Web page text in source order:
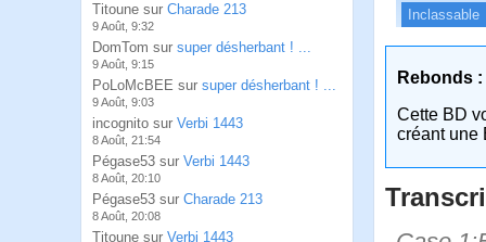
Titoune sur Charade 213
9 Août, 9:32
DomTom sur super désherbant ! ...
9 Août, 9:15
PoLoMcBEE sur super désherbant ! ...
9 Août, 9:03
incognito sur Verbi 1443
8 Août, 21:54
Pégase53 sur Verbi 1443
8 Août, 20:10
Pégase53 sur Charade 213
8 Août, 20:08
Titoune sur Verbi 1443
Inclassable
Rebonds :
Cette BD
créant une